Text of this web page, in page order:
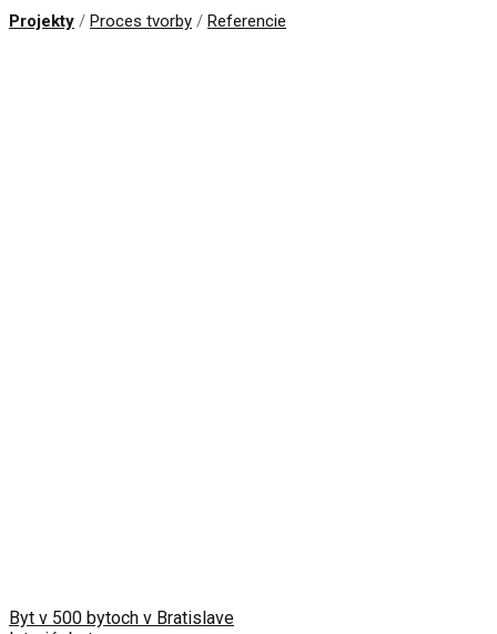
Projekty / Proces tvorby / Referencie
Byt v 500 bytoch v Bratislave